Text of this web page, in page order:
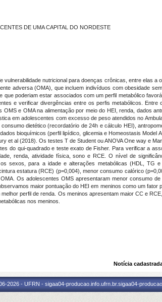
DE UMA CAPITAL DO NORDESTE
nutricional para doenças crônicas, entre elas a
adversa (OMA), que incluem indivíduos com obesidade
poderiam estar associados com um perfil metabólico
e verificar divergências entre os perfis metabólicos. Entre
e OMA na alimentação por meio do HEI, renda, dados
em adolescentes com excesso de peso atendidos no
dietético (recordatório de 24h e cálculo HEI),
bioquímicos (perfil lipídico, glicemia e Homeostasis Model
et al (2018). Os testes T de Student ou ANOVA One way e
do qui-quadrado e teste exato de Fisher. Para verificar a
renda, atividade física, sono e RCE. O nível de
sexos, para a idade e alterações metabólicas (HDL, TG e
estatura (RCE) (p=0,004), menor consumo calórico
Os adolescentes OMS apresentaram menor consumo
maior pontuação do HEI em meninos como um fator
perfil de renda. Os meninos apresentam maior CC e
nos meninos.
Notícia
2026 - UFRN - sigaa04-producao.info.ufrn.br.sigaa04-producao